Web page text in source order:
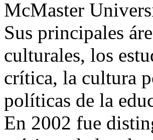
McMaster
Sus principales
culturales, los
crítica, la cultura
políticas de la
En 2002 fue